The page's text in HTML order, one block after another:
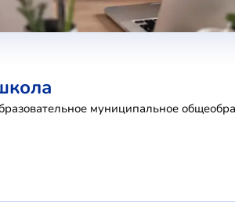
муниципальное